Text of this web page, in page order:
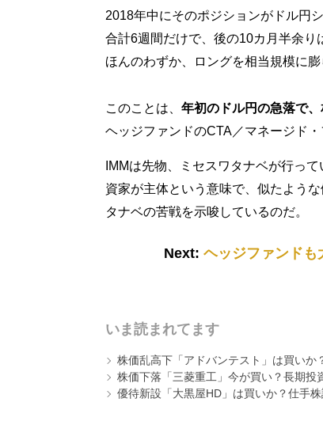
2018年中にそのポジションがドル円
合計6週間だけで、後の10カ月半余
ほんのわずか、ロングを相当規模に膨
このことは、 年初のドル円の急落で
ヘッジファンドのCTA／マネージド
IMMは先物、ミセスワタナベが行っ
資家が主体という意味で、似たよう
タナベの苦戦を示唆しているのだ。
Next: ヘッジファンドも
いま読まれてます
株価乱高下「アドバンテスト」は買いか
株価下落「三菱重工」今が買い？長期投
優待新設「大黒屋HD」は買いか？仕手